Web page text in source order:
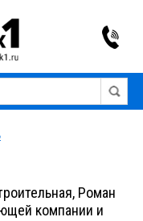
Изображения: Выкл
Роман
компании и